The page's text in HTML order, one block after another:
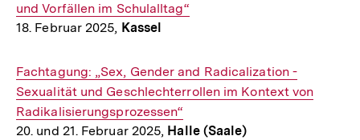
Link:
und Vorfällen im Schulalltag“
18. Februar 2025, Kassel
Interner
Link:
Fachtagung: „Sex, Gender and Radicalization -
Sexualität und Geschlechterrollen im Kontext von
Radikalisierungsprozessen“
20. und 21. Februar 2025, Halle (Saale)